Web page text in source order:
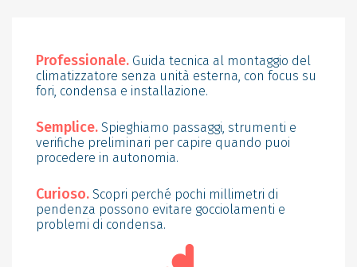
Professionale. Guida tecnica al montaggio del
climatizzatore senza unità esterna, con focus su
fori, condensa e installazione.
Semplice. Spieghiamo passaggi, strumenti e
verifiche preliminari per capire quando puoi
procedere in autonomia.
Curioso. Scopri perché pochi millimetri di
pendenza possono evitare gocciolamenti e
problemi di condensa.